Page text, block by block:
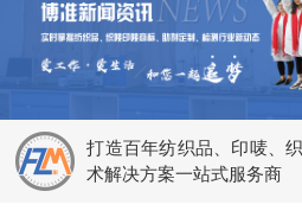
打造百年纺织品、印唛、
术解决方案一站式服务商